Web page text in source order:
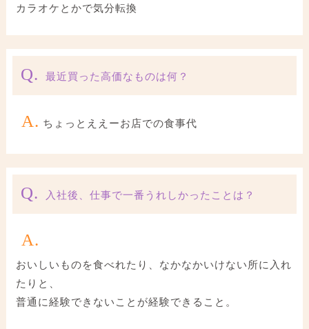
カラオケとかで気分転換
Q. 最近買った高価なものは何？
A. ちょっとええーお店での食事代
Q. 入社後、仕事で一番うれしかったことは？
A.
おいしいものを食べれたり、なかなかいけない所に入れ
たりと、
普通に経験できないことが経験できること。